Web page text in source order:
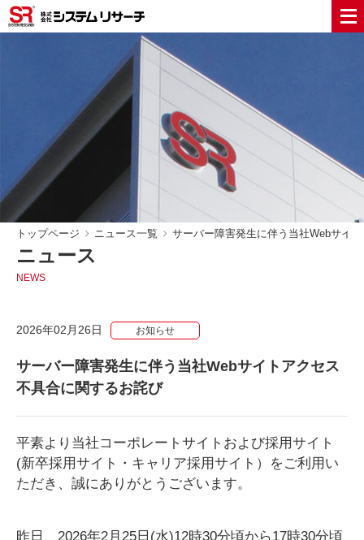
トップページ ニュース一覧 サーバー障害発生に伴う当社Webサイ
ニュース
NEWS
2026年02月26日 お知らせ
サーバー障害発生に伴う当社Webサイトアクセス
不具合に関するお詫び
平素より当社コーポレートサイトおよび採用サイト
(新卒採用サイト・キャリア採用サイト）をご利用い
ただき、誠にありがとうございます。
昨日、2026年2月25日(水)12時30分頃から17時30分頃